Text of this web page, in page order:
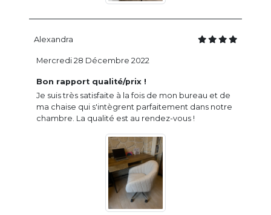
Alexandra
Bon rapport qualité/prix !
Je suis très satisfaite à la fois de mon bureau et de
ma chaise qui s'intègrent parfaitement dans notre
chambre. La qualité est au rendez-vous !
Mercredi 28 Décembre 2022